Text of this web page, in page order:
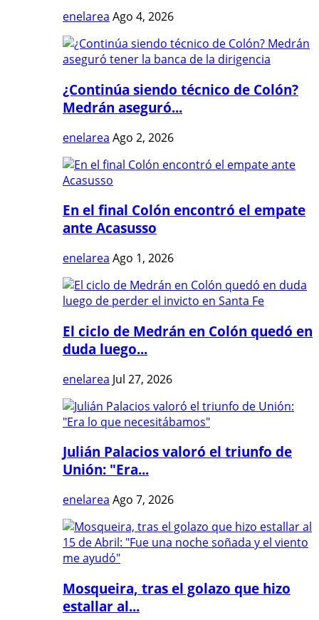
enelarea Ago 4, 2026
¿Continúa siendo técnico de Colón?
Medrán aseguró...
enelarea Ago 2, 2026
En el final Colón encontró el empate
ante Acasusso
enelarea Ago 1, 2026
El ciclo de Medrán en Colón quedó en
duda luego...
enelarea Jul 27, 2026
Julián Palacios valoró el triunfo de
Unión: "Era...
enelarea Ago 7, 2026
Mosqueira, tras el golazo que hizo
estallar al...